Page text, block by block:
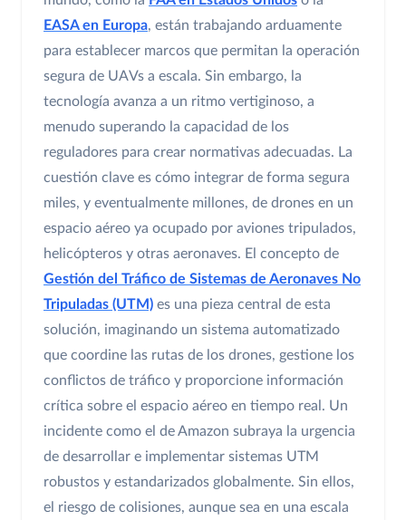
EASA en Europa, están trabajando arduamente
para establecer marcos que permitan la operación
segura de UAVs a escala. Sin embargo, la
tecnología avanza a un ritmo vertiginoso, a
menudo superando la capacidad de los
reguladores para crear normativas adecuadas. La
cuestión clave es cómo integrar de forma segura
miles, y eventualmente millones, de drones en un
espacio aéreo ya ocupado por aviones tripulados,
helicópteros y otras aeronaves. El concepto de
Gestión del Tráfico de Sistemas de Aeronaves No
Tripuladas (UTM) es una pieza central de esta
solución, imaginando un sistema automatizado
que coordine las rutas de los drones, gestione los
conflictos de tráfico y proporcione información
crítica sobre el espacio aéreo en tiempo real. Un
incidente como el de Amazon subraya la urgencia
de desarrollar e implementar sistemas UTM
robustos y estandarizados globalmente. Sin ellos,
el riesgo de colisiones, aunque sea en una escala